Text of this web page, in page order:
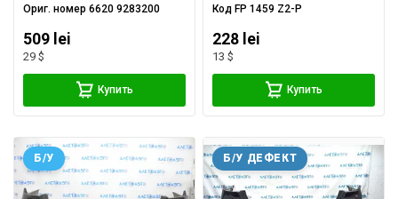
Ориг. номер6620 9283200
509 lei
29 $
Купить
Код FP 1459 Z2-P
228 lei
13 $
Купить
Б/У Б/У ДЕФЕКТ